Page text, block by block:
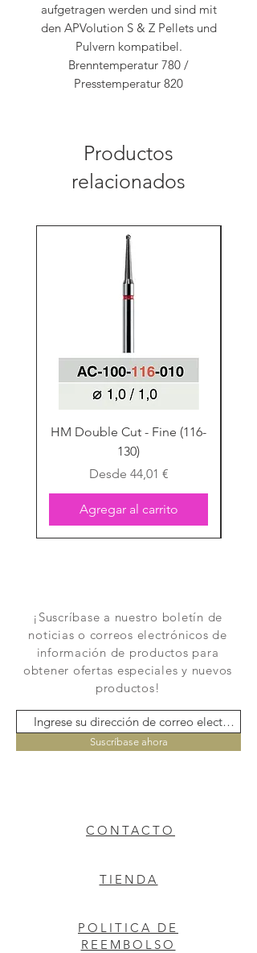
aufgetragen werden und sind mit
den APVolution S & Z Pellets und
Pulvern kompatibel.
Brenntemperatur 780 /
Presstemperatur 820
Productos
relacionados
HM Double Cut - Fine (116-
130)
Desde 44,01 €
Precio de oferta
Agregar al carrito
¡Suscríbase a nuestro boletín de
noticias o correos electrónicos de
información de productos para
obtener ofertas especiales y nuevos
productos!
Suscríbase ahora
CONTACTO
TIENDA
POLITICA DE
REEMBOLSO